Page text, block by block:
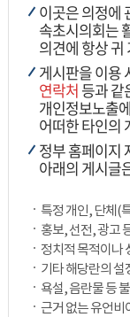
이곳은 의정에
속초시의회는
의견에 항상
게시판을 이용
연락처 등과 같
개인정보노출
어떠한 타인의
정부 홈페이지
아래의 게시글
특정 개인, 단체(
홍보, 선전, 광고
정치적 목적이나
기타 해당란의 설
욕설, 음란물 등
근거 없는 유언비